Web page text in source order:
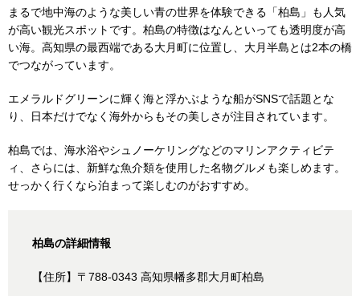
まるで地中海のような美しい青の世界を体験できる「柏島」も人気
が高い観光スポットです。柏島の特徴はなんといっても透明度が高
い海。高知県の最西端である大月町に位置し、大月半島とは2本の橋
でつながっています。
エメラルドグリーンに輝く海と浮かぶような船がSNSで話題とな
り、日本だけでなく海外からもその美しさが注目されています。
柏島では、海水浴やシュノーケリングなどのマリンアクティビテ
ィ、さらには、新鮮な魚介類を使用した名物グルメも楽しめます。
せっかく行くなら泊まって楽しむのがおすすめ。
柏島の詳細情報
【住所】〒788-0343 高知県幡多郡大月町柏島